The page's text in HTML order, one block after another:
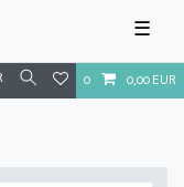
☰
0 0,00 EUR